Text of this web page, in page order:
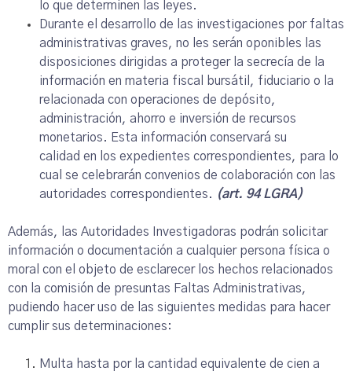
lo que determinen las leyes.
Durante el desarrollo de las investigaciones por faltas
administrativas graves, no les serán oponibles las
disposiciones dirigidas a proteger la secrecía de la
información en materia fiscal bursátil, fiduciario o la
relacionada con operaciones de depósito,
administración, ahorro e inversión de recursos
monetarios. Esta información conservará su
calidad en los expedientes correspondientes, para lo
cual se celebrarán convenios de colaboración con las
autoridades correspondientes. (art. 94 LGRA)
Además, las Autoridades Investigadoras podrán solicitar
información o documentación a cualquier persona física o
moral con el objeto de esclarecer los hechos relacionados
con la comisión de presuntas Faltas Administrativas,
pudiendo hacer uso de las siguientes medidas para hacer
cumplir sus determinaciones:
Multa hasta por la cantidad equivalente de cien a